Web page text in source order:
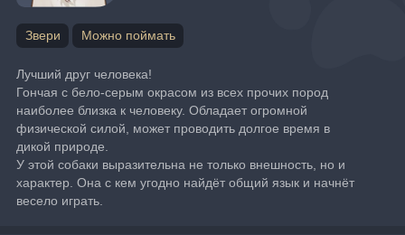
Звери Можно поймать
Лучший друг человека!
Гончая с бело-серым окрасом из всех прочих пород
наиболее близка к человеку. Обладает огромной
физической силой, может проводить долгое время в
дикой природе.
У этой собаки выразительна не только внешность, но и
характер. Она с кем угодно найдёт общий язык и начнёт
весело играть.